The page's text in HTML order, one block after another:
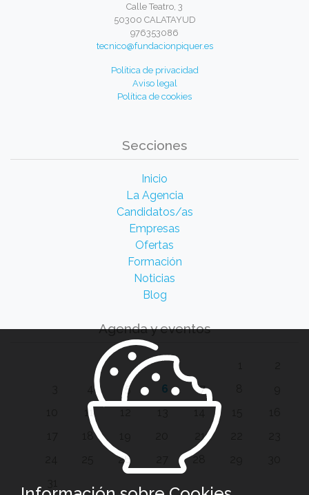
Calle Teatro, 3
50300 CALATAYUD
976353086
tecnico@fundacionpiquer.es
Política de privacidad
Aviso legal
Política de cookies
Secciones
Inicio
La Agencia
Candidatos/as
Empresas
Ofertas
Formación
Noticias
Blog
Agenda y eventos
5 6 7
11
21
26 28